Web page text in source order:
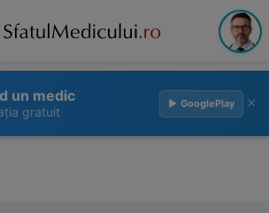
un medic
gratuit
▶ GooglePlay ×